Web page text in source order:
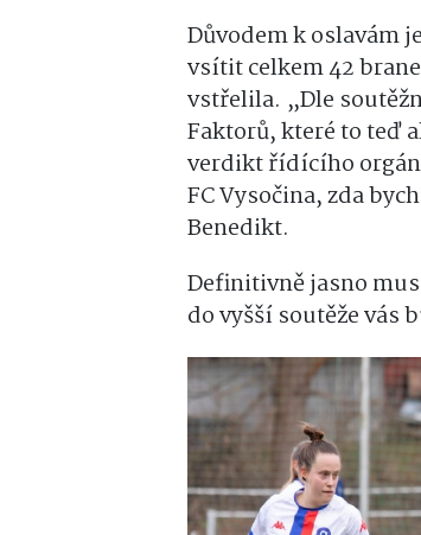
Důvodem k oslavám
vsítit celkem 42
vstřelila. „Dle
Faktorů, které to teď
verdikt řídícího
FC Vysočina, zda
Benedikt.
Definitivně jasno
do vyšší soutěže vás